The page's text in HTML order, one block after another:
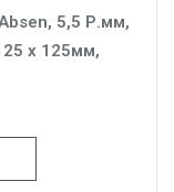
5,5 Р.мм,
x 125мм,